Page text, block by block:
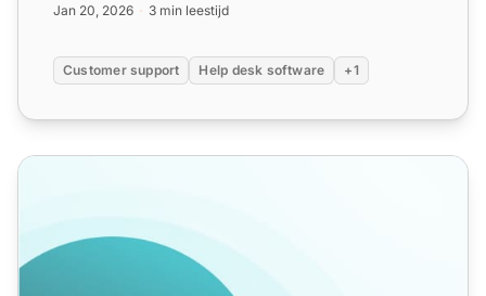
Jan 20, 2026 3 min leestijd
Customer support Help desk software +1
E-mailautomatisering